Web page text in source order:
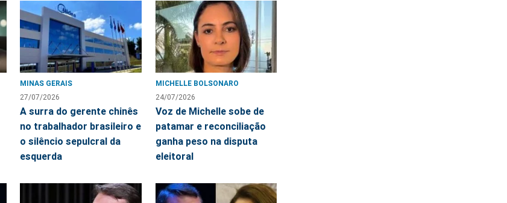
MINAS GERAIS
27/07/2026
A surra do gerente chinês
no trabalhador brasileiro e
o silêncio sepulcral da
esquerda
MICHELLE BOLSONARO
24/07/2026
Voz de Michelle sobe de
patamar e reconciliação
ganha peso na disputa
eleitoral